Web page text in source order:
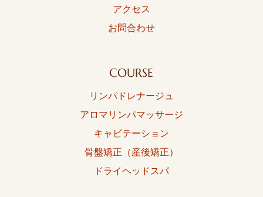
アクセス
お問合わせ
COURSE
リンパドレナージュ
アロマリンパマッサージ
キャビテーション
骨盤矯正（産後矯正）
ドライヘッドスパ